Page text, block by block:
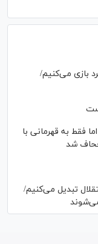
بازی می‌کنیم/
فقط به قهرمانی با
شد
تبدیل می‌کنیم/